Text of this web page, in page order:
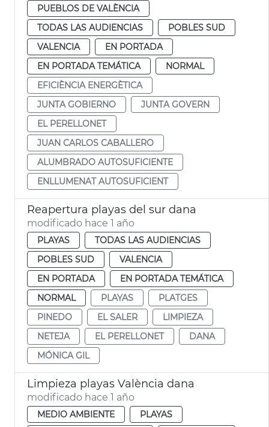
PUEBLOS DE VALÈNCIA
TODAS LAS AUDIENCIAS
POBLES SUD
VALENCIA
EN PORTADA
EN PORTADA TEMÁTICA
NORMAL
EFICIÈNCIA ENERGÈTICA
JUNTA GOBIERNO
JUNTA GOVERN
EL PERELLONET
JUAN CARLOS CABALLERO
ALUMBRADO AUTOSUFICIENTE
ENLLUMENAT AUTOSUFICIENT
Reapertura playas del sur dana
modificado hace 1 año
PLAYAS
TODAS LAS AUDIENCIAS
POBLES SUD
VALENCIA
EN PORTADA
EN PORTADA TEMÁTICA
NORMAL
PLAYAS
PLATGES
PINEDO
EL SALER
LIMPIEZA
NETEJA
EL PERELLONET
DANA
MÓNICA GIL
Limpieza playas València dana
modificado hace 1 año
MEDIO AMBIENTE
PLAYAS